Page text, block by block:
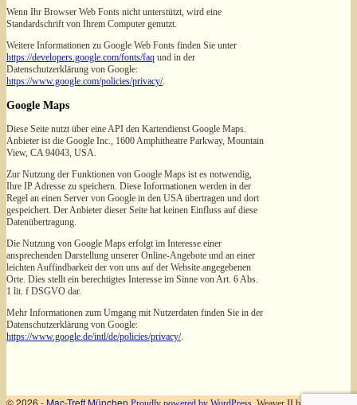
Wenn Ihr Browser Web Fonts nicht unterstützt, wird eine
Standardschrift von Ihrem Computer genutzt.
Weitere Informationen zu Google Web Fonts finden Sie unter
https://developers.google.com/fonts/faq und in der
Datenschutzerklärung von Google:
https://www.google.com/policies/privacy/.
Google Maps
Diese Seite nutzt über eine API den Kartendienst Google Maps.
Anbieter ist die Google Inc., 1600 Amphitheatre Parkway, Mountain
View, CA 94043, USA.
Zur Nutzung der Funktionen von Google Maps ist es notwendig,
Ihre IP Adresse zu speichern. Diese Informationen werden in der
Regel an einen Server von Google in den USA übertragen und dort
gespeichert. Der Anbieter dieser Seite hat keinen Einfluss auf diese
Datenübertragung.
Die Nutzung von Google Maps erfolgt im Interesse einer
ansprechenden Darstellung unserer Online-Angebote und an einer
leichten Auffindbarkeit der von uns auf der Website angegebenen
Orte. Dies stellt ein berechtigtes Interesse im Sinne von Art. 6 Abs.
1 lit. f DSGVO dar.
Mehr Informationen zum Umgang mit Nutzerdaten finden Sie in der
Datenschutzerklärung von Google:
https://www.google.de/intl/de/policies/privacy/.